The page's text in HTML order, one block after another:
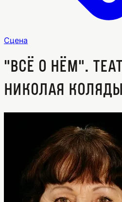
Сцена
"Всё о нём".
Николая